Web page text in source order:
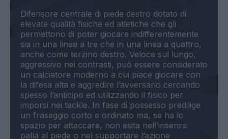
Difensore centrale di piede destro dotato di
elevate qualità fisiche ed atletiche che gli
permettono di poter giocare indifferentemente
sia in una linea a tre che in una linea a quattro,
anche come terzino destro. Veloce sul lungo,
aggressivo nei contrasti, può essere considerato
un calciatore moderno a cui piace giocare con
la difesa alta e aggredire l’avversario cercando
spesso l’anticipo ed utilizzando il fisico per
imporsi nei tackle. In fase di possesso predilige
un fraseggio corto e ordinato ma, se ha lo
spazio per attaccare, non esita nell’inserirsi
palla al piede o nel supportare l’azione